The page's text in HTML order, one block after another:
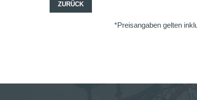
ZURÜCK
*Preisangaben gelten